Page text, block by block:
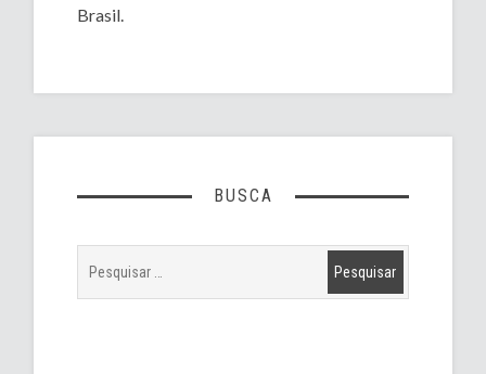
Brasil.
BUSCA